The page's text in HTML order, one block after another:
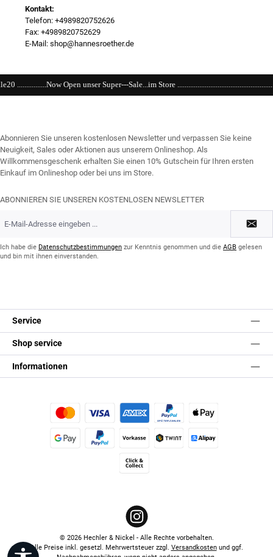
Kontakt:
Telefon: +4989820752626
Fax: +4989820752629
E-Mail: shop@hannesroether.de
Open unser Super---Sale...im Store
Abonnieren Sie unseren kostenlosen Newsletter und verpassen Sie keine
Neuigkeit, Sales oder Aktionen aus unserem Onlineshop. Als
Willkommensgeschenk erhalten Sie einen 10% Gutschein für Ihren ersten
Einkauf im Onlineshop oder bei uns im Store.
ABONNIEREN SIE UNSEREN KOSTENLOSEN NEWSLETTER
Mail-
*Ich habe die Datenschutzbestimmungen zur Kenntnis genommen und die AGB gelesen
und bin mit ihnen einverstanden.
Service
Shop service
Informationen
Kredit- oder Debitkarte Später BezahlenApple Pay
Vorkasse
Instagram
© 2026 Hechler & Nickel - Alle Rechte vorbehalten.
Alle Preise inkl. gesetzl. Mehrwertsteuer zzgl. Versandkostenund ggf.
Werkzeugleiste anzeigen